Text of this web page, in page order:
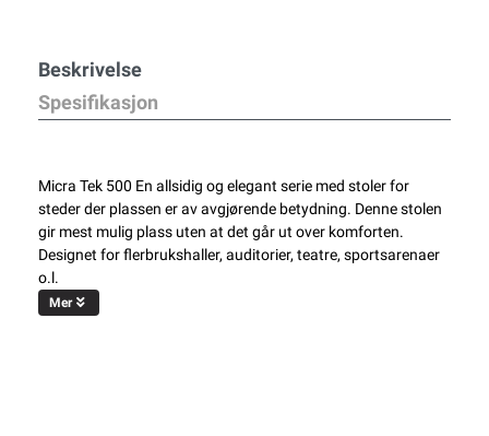
Beskrivelse
Spesifikasjon
Micra Tek 500 En allsidig og elegant serie med stoler for
steder der plassen er av avgjørende betydning. Denne stolen
gir mest mulig plass uten at det går ut over komforten.
Designet for flerbrukshaller, auditorier, teatre, sportsarenaer
o.l.
Mer